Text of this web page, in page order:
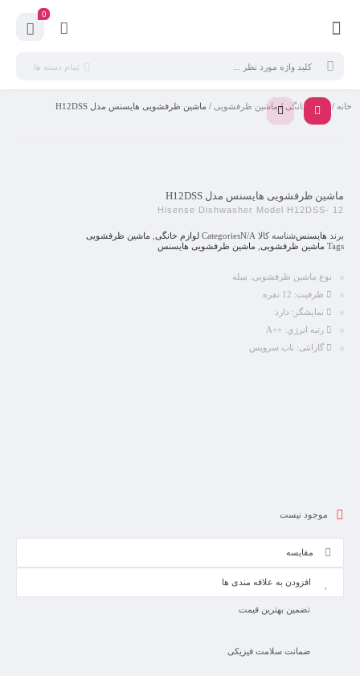
0
تمام دسته ها
خانه / لوازم خانگی /ماشین ظرفشویی / ماشین ظرفشویی هایسنس مدل H12DSS
ماشین ظرفشویی هایسنس مدل H12DSS
Hisense Dishwasher Model H12DSS- 12
برند هایسنسشناسه کالا N/A
Categories لوازم خانگی ماشین ظرفشویی
Tags ماشین ظرفشویی ماشین ظرفشویی هایسنس
نوع ماشین ظرفشويی: مبله
ظرفیت:
نمایشگر: دارد
رتبه انرژي: ++A
گارانتی: ناب سرویس
موجود نیست
مقایسه
افزودن به علاقه مندی ها
تضمین بهترین قیمت
ضمانت سلامت فیزیکی